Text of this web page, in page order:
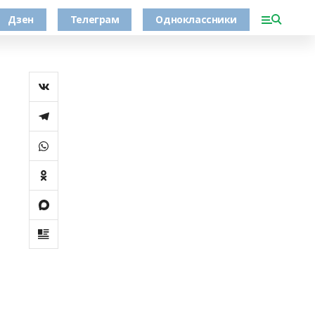
Дзен Телеграм Одноклассники